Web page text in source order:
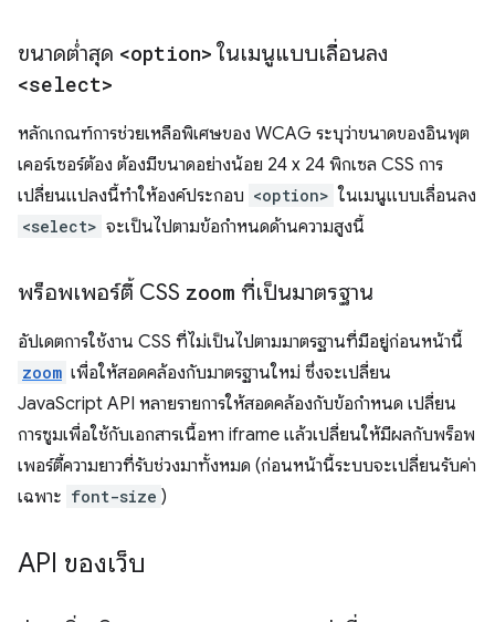
ขนาดต่ำสุด <option> ในเมนูแบบเลื่อนลง
<select>
หลักเกณฑ์การช่วยเหลือพิเศษของ WCAG ระบุว่าขนาดของอินพุต
เคอร์เซอร์ต้อง ต้องมีขนาดอย่างน้อย 24 x 24 พิกเซล CSS การ
เปลี่ยนแปลงนี้ทําให้องค์ประกอบ <option> ในเมนูแบบเลื่อนลง
<select> จะเป็นไปตามข้อกำหนดด้านความสูงนี้
พร็อพเพอร์ตี้ CSS zoom ที่เป็นมาตรฐาน
อัปเดตการใช้งาน CSS ที่ไม่เป็นไปตามมาตรฐานที่มีอยู่ก่อนหน้านี้
zoom เพื่อให้สอดคล้องกับมาตรฐานใหม่ ซึ่งจะเปลี่ยน
JavaScript API หลายรายการให้สอดคล้องกับข้อกำหนด เปลี่ยน
การซูมเพื่อใช้กับเอกสารเนื้อหา iframe แล้วเปลี่ยนให้มีผลกับพร็อพ
เพอร์ตี้ความยาวที่รับช่วงมาทั้งหมด (ก่อนหน้านี้ระบบจะเปลี่ยนรับค่า
เฉพาะ font-size )
API ของเว็บ